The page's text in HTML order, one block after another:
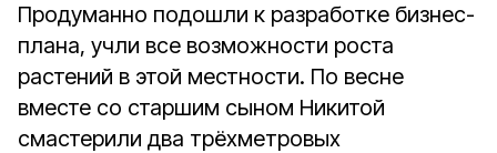
Продуманно подошли к разработке бизнес-
плана, учли все возможности роста
растений в этой местности. По весне
вместе со старшим сыном Никитой
смастерили два трёхметровых